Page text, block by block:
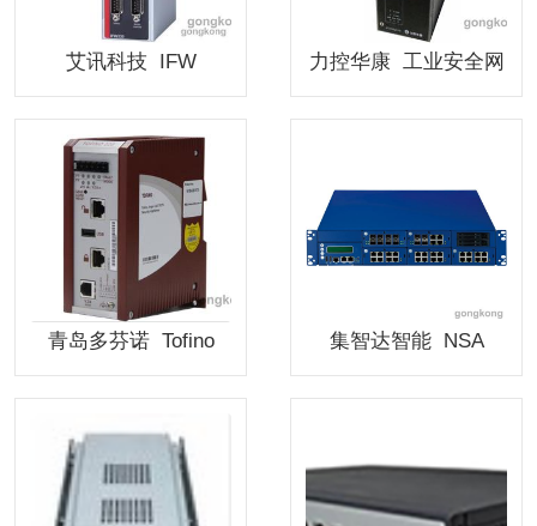
艾讯科技 IFW
力控华康 工业安全网
青岛多芬诺 Tofino 集智达智能 NSA